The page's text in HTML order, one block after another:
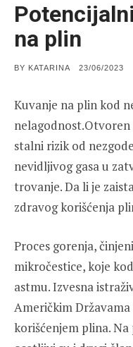
na plin
BY KATARINA
POSTED
23/06/2023
Kuvanje na plin kod
stalni rizik od
nevidljivog gasa u
trovanje. Da li je
zdravog korišćenja
Proces gorenja,
mikročestice, koje
astmu. Izvesna
Američkim
korišćenjem plina.